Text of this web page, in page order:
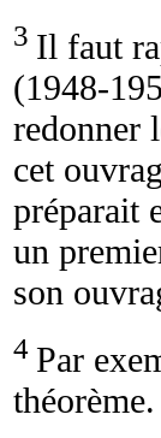
3 Il faut
(1948-
redonner
cet
préparait
un
son
4 Par
théorème.